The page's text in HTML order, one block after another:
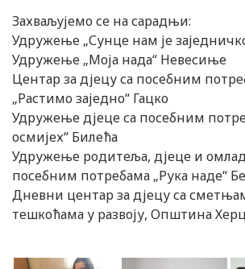
Захваљујемо се на сарадњи:
Удружење „Сунце нам је
Удружење „Моја нада“ Невесиње
Центар за дјецу са посебним
„Растимо заједно“ Гацко
Удружење дјеце са посебним
осмијех“ Билећа
Удружење родитеља, дјеце и
посебним потребама „Рука наде“
Дневни центар за дјецу са
тешкоћама у развоју, Општина